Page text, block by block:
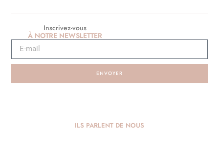
Inscrivez-vous
À NOTRE NEWSLETTER
ENVOYER
ILS PARLENT DE NOUS